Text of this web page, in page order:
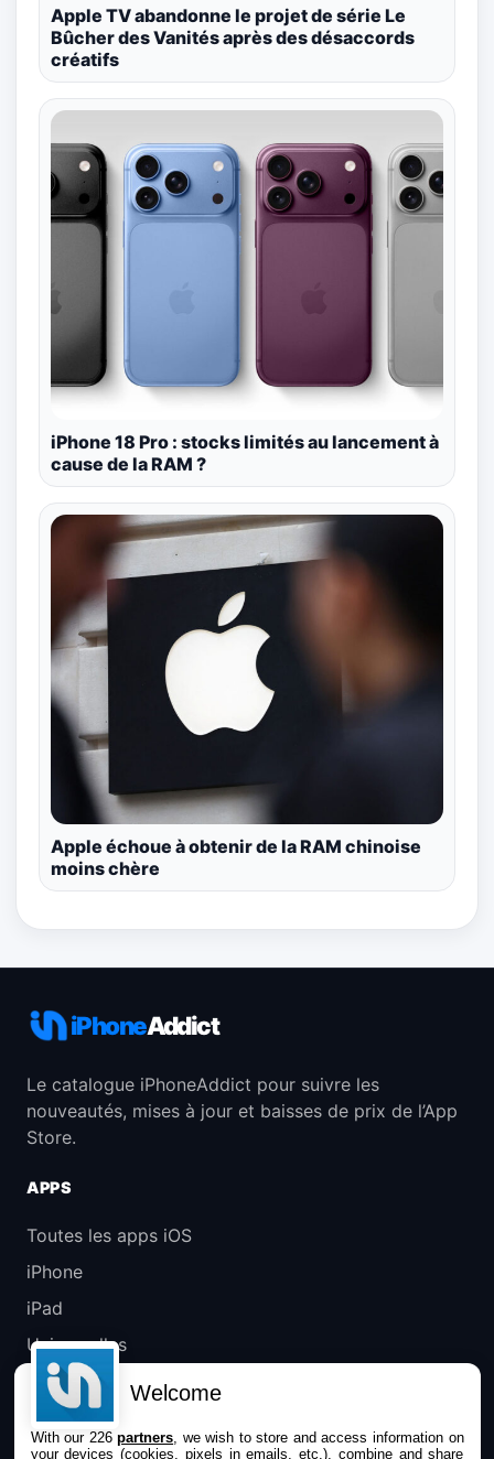
Apple TV abandonne le projet de série Le
Bûcher des Vanités après des désaccords
créatifs
iPhone 18 Pro : stocks limités au lancement à
cause de la RAM ?
Apple échoue à obtenir de la RAM chinoise
moins chère
iPhoneAddict
Le catalogue iPhoneAddict pour suivre les
nouveautés, mises à jour et baisses de prix de l’App
Store.
APPS
Toutes les apps iOS
iPhone
iPad
Universelles
Mac
Apple TV
Welcome
With our 226partners , we wish to store and access information on
your devices (cookies, pixels in emails, etc.), combine and share